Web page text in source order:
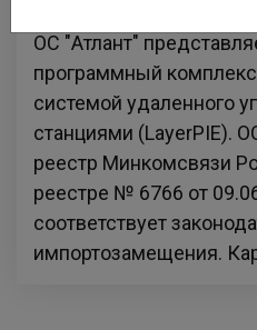
ОС "Атлант"
программный
системой удаленного
станциями (LayerPIE).
реестр Минкомсвязи
реестре № 6766 от
соответствует
импортозамещения.